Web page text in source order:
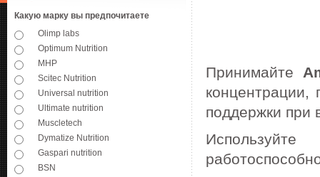
Какую марку вы предпочитаете
Olimp labs
Optimum Nutrition
MHP
Scitec Nutrition
Universal nutrition
Ultimate nutrition
Muscletech
Dymatize Nutrition
Gaspari nutrition
BSN
Принимайте
концентрации,
поддержки при